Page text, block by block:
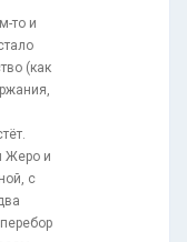
то и
(как
Жеро и
с